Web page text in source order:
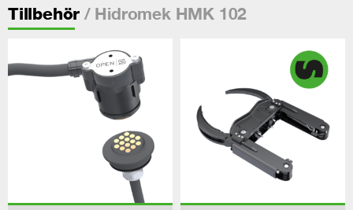
Tillbehör / Hidromek HMK 102